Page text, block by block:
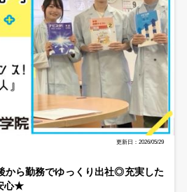
更新日：2026/05/29
から勤務でゆっくり出社◎充実した
心★